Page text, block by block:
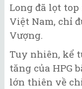
Long đã lọt
Việt Nam, chỉ
Vượng.
Tuy nhiên, kể
tăng của HPG
lớn thiên về